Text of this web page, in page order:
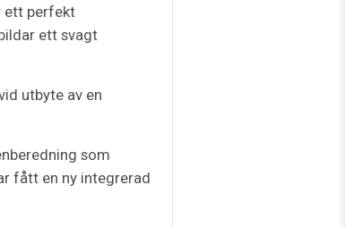
ett perfekt
ett svagt
utbyte av en
som
fått en ny integrerad